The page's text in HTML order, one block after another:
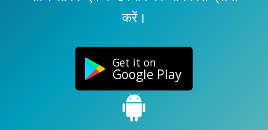
करें।
Get it on
Google Play